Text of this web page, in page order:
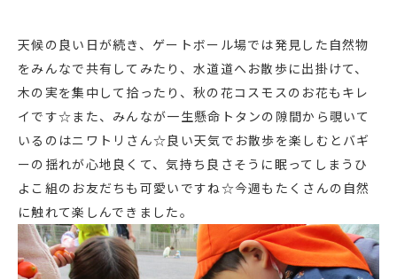
天候の良い日が続き、ゲートボール場では発見した自然物
をみんなで共有してみたり、水道道へお散歩に出掛けて、
木の実を集中して拾ったり、秋の花コスモスのお花もキレ
イです☆また、みんなが一生懸命トタンの隙間から覗いて
いるのはニワトリさん☆良い天気でお散歩を楽しむとバギ
ーの揺れが心地良くて、気持ち良さそうに眠ってしまうひ
よこ組のお友だちも可愛いですね☆今週もたくさんの自然
に触れて楽しんできました。